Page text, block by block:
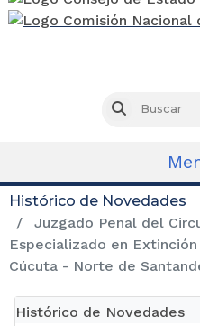
Buscar
Histórico de Novedades
Juzgado Penal del
Especializado en
Cúcuta - Norte de
Histórico de Novedades